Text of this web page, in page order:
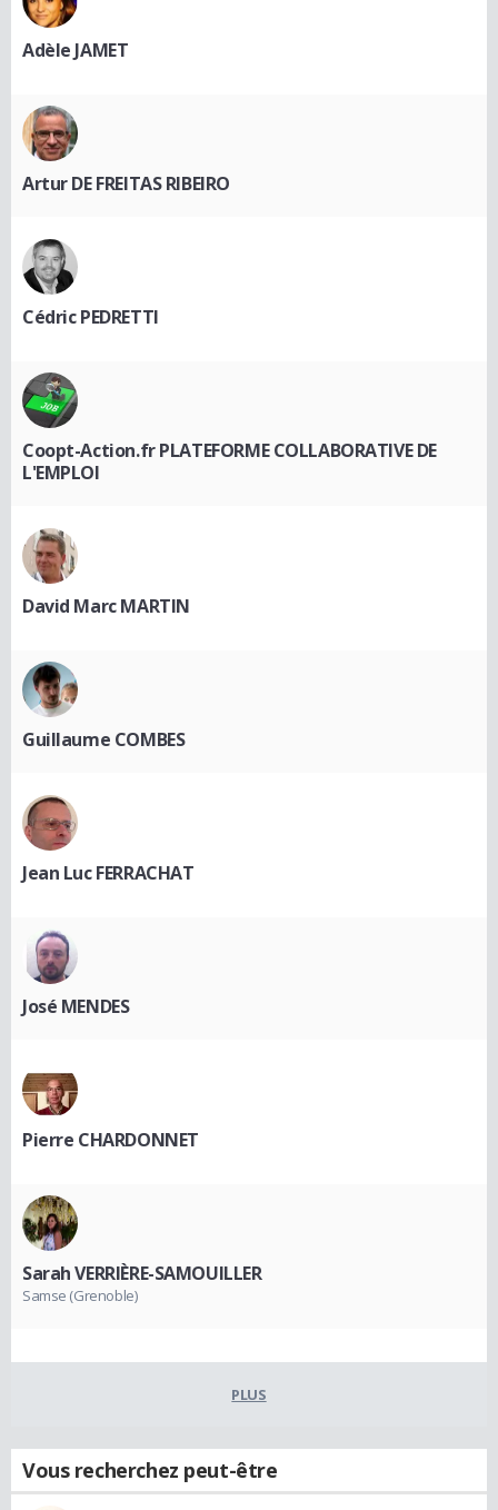
Adèle JAMET
Artur DE FREITAS RIBEIRO
Cédric PEDRETTI
Coopt-Action.fr PLATEFORME COLLABORATIVE DE
L'EMPLOI
David Marc MARTIN
Guillaume COMBES
Jean Luc FERRACHAT
José MENDES
Pierre CHARDONNET
Sarah VERRIÈRE-SAMOUILLER
Samse (Grenoble)
PLUS
Vous recherchez peut-être